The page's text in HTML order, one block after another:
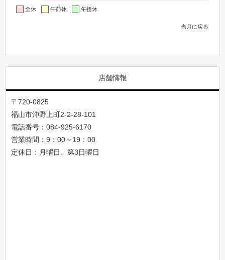
全休 午前休 午後休
当月に戻る
店舗情報
〒720-0825
福山市沖野上町2-2-28-101
電話番号：084-925-6170
営業時間：9：00～19：00
定休日：月曜日、第3日曜日